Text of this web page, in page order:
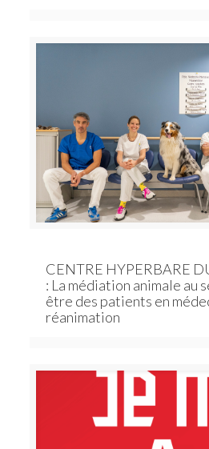
CENTRE HYPERBARE
: La médiation animale au
être des patients en
réanimation